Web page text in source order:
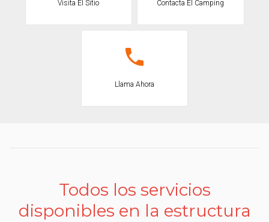
Visita El Sitio Contacta El Camping
Llama Ahora
Todos los servicios
disponibles en la estructura